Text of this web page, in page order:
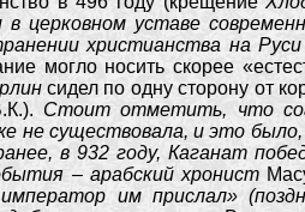
в церковном уставе
христианства на
могло носить скорее
сидел по одну сторону от
Стоит отметить, что
не существовала, и это
в 932 году, Каганат
– арабский хронист
им прислал»